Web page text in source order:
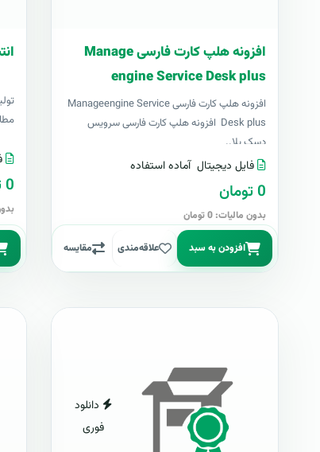
افزونه هلپ کارت فارسی Manage
engine Service Desk plus
افزونه هلپ کارت فارسی Manageengine Service
Desk plus افزونه هلپ کارت فارسی سرویس
دسک پلا..
فایل دیجیتال آماده استفاده
0 تومان
بدون مالیات: 0 تومان
افزودن به سبد علاقه‌مندی مقایسه
0 تومان
دانلود
فوری